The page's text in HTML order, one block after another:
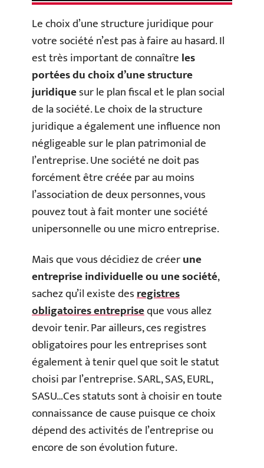
Le choix d’une structure juridique pour
votre société n’est pas à faire au hasard. Il
est très important de connaîtreles
portées du choix d’une structure
juridiquesur le plan fiscal et le plan social
de la société. Le choix de la structure
juridique a également une influence non
négligeable sur le plan patrimonial de
l’entreprise. Une société ne doit pas
forcément être créée par au moins
l’association de deux personnes, vous
pouvez tout à fait monter une société
unipersonnelle ou une micro entreprise.
Mais que vous décidiez de créerune
entreprise individuelle ou une société,
sachez qu’il existe desregistres
obligatoires entrepriseque vous allez
devoir tenir. Par ailleurs, ces registres
obligatoires pour les entreprises sont
également à tenir quel que soit le statut
choisi par l’entreprise. SARL, SAS, EURL,
SASU…Ces statuts sont à choisir en toute
connaissance de cause puisque ce choix
dépend des activités de l’entreprise ou
encore de son évolution future.